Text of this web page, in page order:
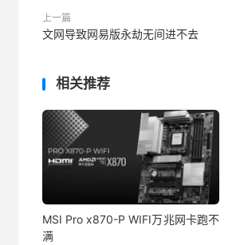
上一篇
文网导致网易版永劫无间进不去
相关推荐
MSI Pro x870-P WIFI万兆网卡跑不
满